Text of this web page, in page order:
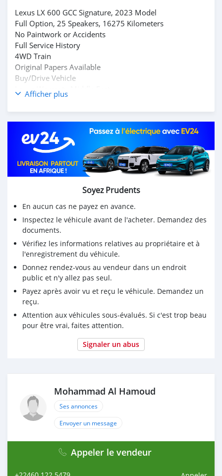
Lexus LX 600 GCC Signature, 2023 Model
Full Option, 25 Speakers, 16275 Kilometers
No Paintwork or Accidents
Full Service History
4WD Train
Original Papers Available
Buy/Drive Vehicle
Lexus Warranty Middle East
Afficher plus
Soyez Prudents
En aucun cas ne payez en avance.
Inspectez le véhicule avant de l'acheter. Demandez des
documents.
Vérifiez les informations relatives au propriétaire et à
l'enregistrement du véhicule.
Donnez rendez-vous au vendeur dans un endroit
public et n'y allez pas seul.
Payez après avoir vu et reçu le véhicule. Demandez un
reçu.
Attention aux véhicules sous-évalués. Si c'est trop beau
pour être vrai, faites attention.
Signaler un abus
Mohammad Al Hamoud
Ses annonces
Envoyer un message
Appeler le vendeur